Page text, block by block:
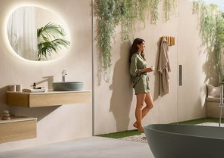
Antao ist inspiriert von der Natur: Das
Design der Kollektion ist von der Form
eines Tautropfens abgeleitet. Die